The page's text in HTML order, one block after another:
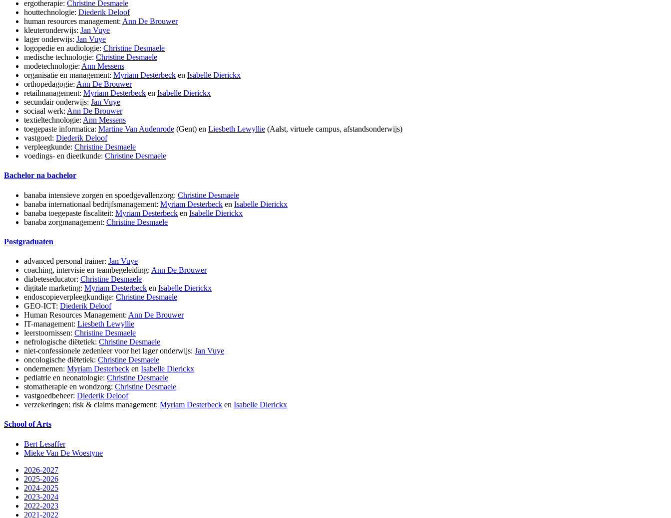
ergotherapie: Christine Desmaele
houttechnologie: Diederik Deloof
human resources management: Ann De Brouwer
kleuteronderwijs: Jan Vuye
lager onderwijs: Jan Vuye
logopedie en audiologie: Christine Desmaele
medische technologie: Christine Desmaele
modetechnologie: Ann Messens
organisatie en management: Myriam Desterbeck en Isabelle Dierickx
orthopedagogie: Ann De Brouwer
retailmanagement: Myriam Desterbeck en Isabelle Dierickx
secundair onderwijs: Jan Vuye
sociaal werk: Ann De Brouwer
textieltechnologie: Ann Messens
toegepaste informatica: Martine Van Audenrode (Gent) en Liesbeth Lewyllie (Aalst, virtuele campus, afstandsonderwijs)
vastgoed: Diederik Deloof
verpleegkunde: Christine Desmaele
voedings- en dieetkunde: Christine Desmaele
Bachelor na bachelor
banaba intensieve zorgen en spoedgevallenzorg: Christine Desmaele
banaba internationaal bedrijfsmanagement: Myriam Desterbeck en Isabelle Dierickx
banaba toegepaste fiscaliteit: Myriam Desterbeck en Isabelle Dierickx
banaba zorgmanagement: Christine Desmaele
Postgraduaten
advanced personal trainer: Jan Vuye
coaching, intervisie en teambegeleiding: Ann De Brouwer
diabeteseducator: Christine Desmaele
digitale marketing: Myriam Desterbeck en Isabelle Dierickx
endoscopieverpleegkundige: Christine Desmaele
GEO-ICT: Diederik Deloof
Human Resources Management: Ann De Brouwer
IT-management: Liesbeth Lewyllie
leerstoornissen: Christine Desmaele
nefrologische diëtetiek: Christine Desmaele
niet-confessionele zedenleer voor het lager onderwijs: Jan Vuye
oncologische diëtetiek: Christine Desmaele
ondernemen: Myriam Desterbeck en Isabelle Dierickx
pediatrie en neonatologie: Christine Desmaele
stomatherapie en wondzorg: Christine Desmaele
vastgoedbeheer: Diederik Deloof
verzekeringen: risk & claims management: Myriam Desterbeck en Isabelle Dierickx
School of Arts
Bert Lesaffer
Mieke Van De Woestyne
2026-2027
2025-2026
2024-2025
2023-2024
2022-2023
2021-2022